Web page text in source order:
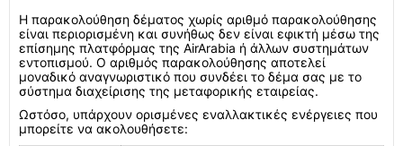
Η παρακολούθηση δέματος χωρίς αριθμό παρακολούθησης
είναι περιορισμένη και συνήθως δεν είναι εφικτή μέσω της
επίσημης πλατφόρμας της AirArabia ή άλλων συστημάτων
εντοπισμού. Ο αριθμός παρακολούθησης αποτελεί
μοναδικό αναγνωριστικό που συνδέει το δέμα σας με το
σύστημα διαχείρισης της μεταφορικής εταιρείας.
Ωστόσο, υπάρχουν ορισμένες εναλλακτικές ενέργειες που
μπορείτε να ακολουθήσετε: